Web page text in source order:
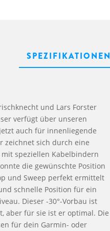
SPEZIFIKATIONEN
und Lars Forster
verfügt über unseren
auch für innenliegende
zeichnet sich durch eine
speziellen Kabelbindern
die gewünschte Position
und Sweep perfekt ermittelt
schnelle Position für ein
Dieser -30°-Vorbau ist
aber für sie ist er optimal. Die
für dein Garmin- oder